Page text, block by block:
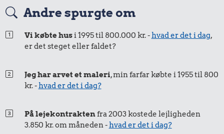
Kylling Franskbrød
Røget sild
i 2007
i 2007 i dag
Andre spurgte om
Vi købte husi 1995 til 800.000 kr. -hvad er det i dag,
er det steget eller faldet?
Jeg har arvet et maleri, min farfar købte i 1955 til 800
kr. -hvad er det i dag?
På lejekontraktenfra 2003 kostede lejligheden
3.850 kr. om måneden -hvad er det i dag?